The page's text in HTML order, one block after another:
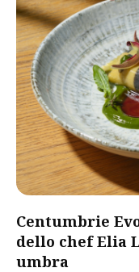
Centumbrie
dello chef Elia
umbra